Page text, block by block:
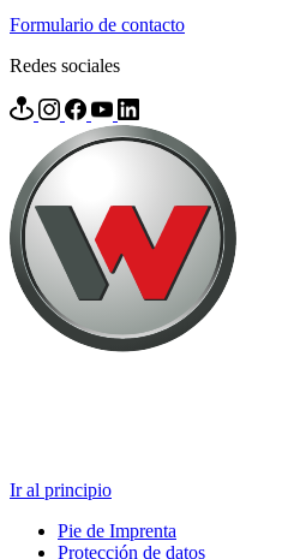
Formulario de contacto
Redes sociales
Ir al principio
Pie de Imprenta
Protección de datos